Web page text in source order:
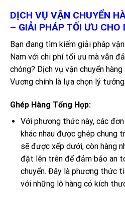
DỊCH VỤ VẬN CHUYỂN
– GIẢI PHÁP TỐI ƯU CHO
Bạn đang tìm kiếm giải pháp
Nam với chi phí tối ưu mà vẫn
chóng? Dịch vụ vận chuyển
Vương chính là lựa chọn lý
Ghép Hàng Tổng Hợp:
Với phương thức này, các
khác nhau được ghép chung
sẽ được xếp dưới, còn hàng
đặt lên trên để đảm bảo an
chuyển. Đây là phương thức
với những lô hàng có kích